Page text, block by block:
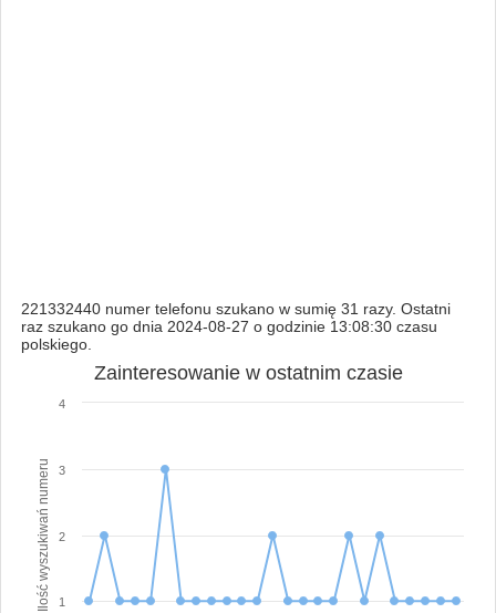
221332440 numer telefonu szukano w sumię 31 razy. Ostatni
raz szukano go dnia 2024-08-27 o godzinie 13:08:30 czasu
polskiego.
Ilość wyszukiwań numeru
Zainteresowanie w ostatnim czasie
1
2
3
4